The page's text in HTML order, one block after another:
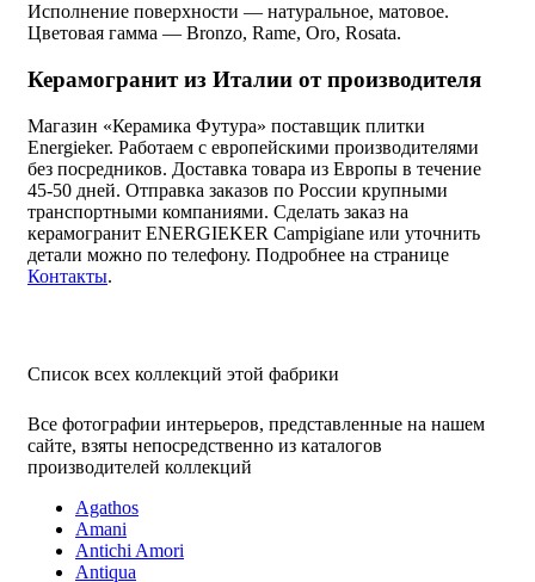
Исполнение поверхности — натуральное, матовое.
Цветовая гамма — Bronzo, Rame, Oro, Rosata.
Керамогранит из Италии от производителя
Магазин «Керамика Футура» поставщик плитки
Energieker. Работаем с европейскими производителями
без посредников. Доставка товара из Европы в течение
45-50 дней. Отправка заказов по России крупными
транспортными компаниями. Сделать заказ на
керамогранит ENERGIEKER Campigiane или уточнить
детали можно по телефону. Подробнее на странице
Контакты.
Список всех коллекций этой фабрики
Все фотографии интерьеров, представленные на нашем
сайте, взяты непосредственно из каталогов
производителей коллекций
Agathos
Amani
Antichi Amori
Antiqua